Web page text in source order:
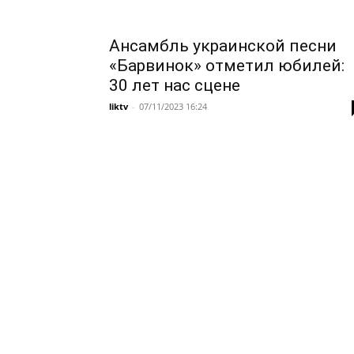
Ансамбль украинской песни
«Барвинок» отметил юбилей:
30 лет нас сцене
liktv - 07/11/2023 16:24